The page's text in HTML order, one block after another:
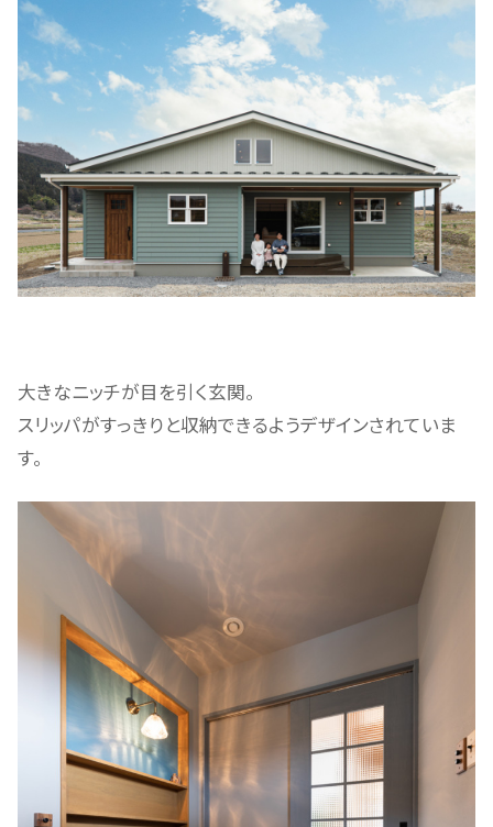
大きなニッチが目を引く玄関。
スリッパがすっきりと収納できるようデザインされていま
す。